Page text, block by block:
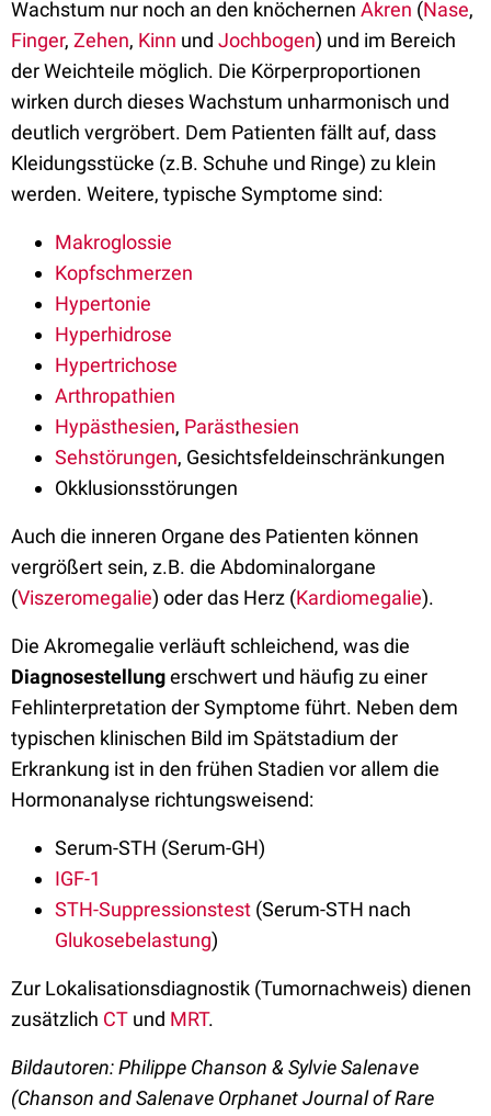
Wachstum nur noch an den knöchernen Akren (Nase,
Finger, Zehen, Kinn und Jochbogen) und im Bereich
der Weichteile möglich. Die Körperproportionen
wirken durch dieses Wachstum unharmonisch und
deutlich vergröbert. Dem Patienten fällt auf, dass
Kleidungsstücke (z.B. Schuhe und Ringe) zu klein
werden. Weitere, typische Symptome sind:
Makroglossie
Kopfschmerzen
Hypertonie
Hyperhidrose
Hypertrichose
Arthropathien
Hypästhesien, Parästhesien
Sehstörungen, Gesichtsfeldeinschränkungen
Okklusionsstörungen
Auch die inneren Organe des Patienten können
vergrößert sein, z.B. die Abdominalorgane
(Viszeromegalie) oder das Herz (Kardiomegalie).
Die Akromegalie verläuft schleichend, was die
Diagnosestellungerschwert und häufig zu einer
Fehlinterpretation der Symptome führt. Neben dem
typischen klinischen Bild im Spätstadium der
Erkrankung ist in den frühen Stadien vor allem die
Hormonanalyse richtungsweisend:
Serum-STH (Serum-GH)
IGF-1
STH-Suppressionstest (Serum-STH nach
Glukosebelastung)
Zur Lokalisationsdiagnostik (Tumornachweis) dienen
zusätzlich CT und MRT.
Bildautoren: Philippe Chanson & Sylvie Salenave
(Chanson and Salenave Orphanet Journal of Rare